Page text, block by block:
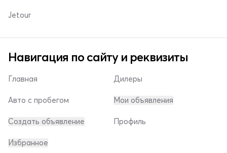
Jetour
Навигация по сайту и реквизиты
Главная
Авто с пробегом
Создать объявление
Дилеры
Мои объявления
Профиль
Избранное